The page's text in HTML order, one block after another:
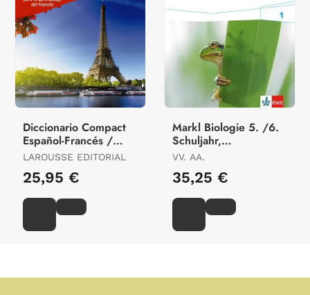
Diccionario Compact
Español-Francés /
Français-Espagnol
LAROUSSE EDITORIAL
25,95 €
Markl Biologie 5. /6.
Schuljahr,
Schülerband
VV. AA.
35,25 €